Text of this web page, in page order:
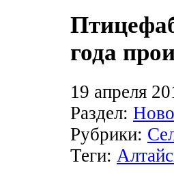
года
19 апреля
Раздел:
Рубрики:
Теги: